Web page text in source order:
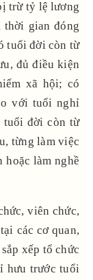
trừ tỷ lệ lương
thời gian đóng
tuổi đời còn từ
đủ điều kiện
xã hội; có
với tuổi nghỉ
tuổi đời còn từ
từng làm việc
hoặc làm nghề
viên chức,
các cơ quan,
xếp tổ chức
hưu trước tuổi